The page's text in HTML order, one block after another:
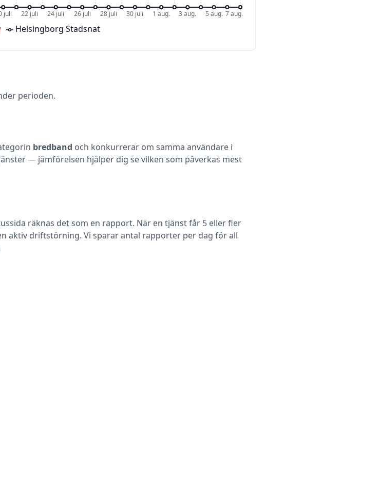
juli 22 juli 24 juli 26 juli 28 juli 30 juli 1 aug. 3 aug. 5 aug. 7 aug.
Helsingborg Stadsnat
perioden.
bredband och konkurrerar om samma användare i
— jämförelsen hjälper dig se vilken som påverkas mest
räknas det som en rapport. När en tjänst får 5 eller fler
aktiv driftstörning. Vi sparar antal rapporter per dag för all